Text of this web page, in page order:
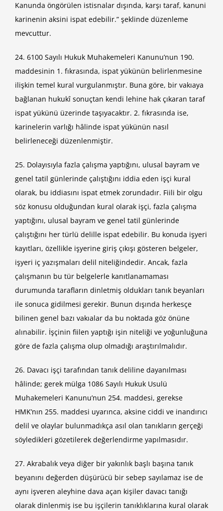
Kanunda öngörülen istisnalar dışında, karşı taraf, kanuni
karinenin aksini ispat edebilir.” şeklinde düzenleme
mevcuttur.
24. 6100 Sayılı Hukuk Muhakemeleri Kanunu’nun 190.
maddesinin 1. fıkrasında, ispat yükünün belirlenmesine
ilişkin temel kural vurgulanmıştır. Buna göre, bir vakıaya
bağlanan hukukî sonuçtan kendi lehine hak çıkaran taraf
ispat yükünü üzerinde taşıyacaktır. 2. fıkrasında ise,
karinelerin varlığı hâlinde ispat yükünün nasıl
belirleneceği düzenlenmiştir.
25. Dolayısıyla fazla çalışma yaptığını, ulusal bayram ve
genel tatil günlerinde çalıştığını iddia eden işçi kural
olarak, bu iddiasını ispat etmek zorundadır. Fiili bir olgu
söz konusu olduğundan kural olarak işçi, fazla çalışma
yaptığını, ulusal bayram ve genel tatil günlerinde
çalıştığını her türlü delille ispat edebilir. Bu konuda işyeri
kayıtları, özellikle işyerine giriş çıkışı gösteren belgeler,
işyeri iç yazışmaları delil niteliğindedir. Ancak, fazla
çalışmanın bu tür belgelerle kanıtlanamaması
durumunda tarafların dinletmiş oldukları tanık beyanları
ile sonuca gidilmesi gerekir. Bunun dışında herkesçe
bilinen genel bazı vakıalar da bu noktada göz önüne
alınabilir. İşçinin fiilen yaptığı işin niteliği ve yoğunluğuna
göre de fazla çalışma olup olmadığı araştırılmalıdır.
26. Davacı işçi tarafından tanık deliline dayanılması
hâlinde; gerek mülga 1086 Sayılı Hukuk Usulü
Muhakemeleri Kanunu’nun 254. maddesi, gerekse
HMK’nın 255. maddesi uyarınca, aksine ciddi ve inandırıcı
delil ve olaylar bulunmadıkça asıl olan tanıkların gerçeği
söyledikleri gözetilerek değerlendirme yapılmasıdır.
27. Akrabalık veya diğer bir yakınlık başlı başına tanık
beyanını değerden düşürücü bir sebep sayılamaz ise de
aynı işveren aleyhine dava açan kişiler davacı tanığı
olarak dinlenmiş ise bu işçilerin tanıklıklarına kural olarak